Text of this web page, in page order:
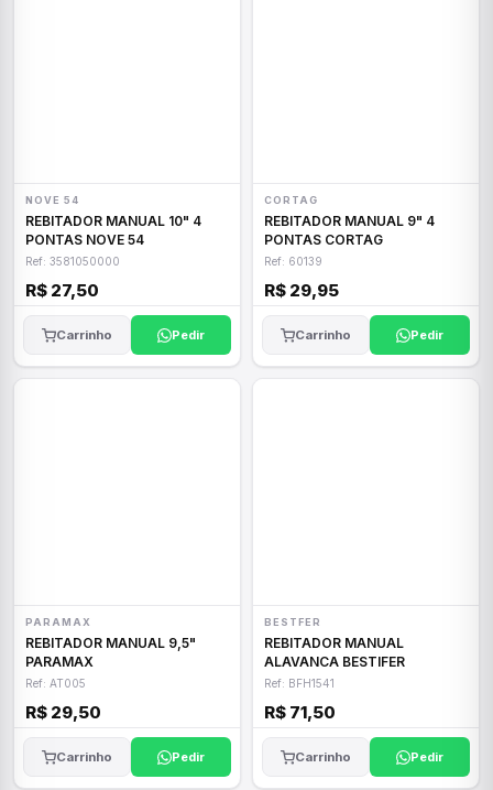
NOVE 54
REBITADOR MANUAL 10" 4
PONTAS NOVE 54
Ref: 3581050000
R$ 27,50
Carrinho Pedir
CORTAG
REBITADOR MANUAL 9" 4
PONTAS CORTAG
Ref: 60139
R$ 29,95
Carrinho Pedir
PARAMAX
REBITADOR MANUAL 9,5"
PARAMAX
Ref: AT005
R$ 29,50
Carrinho Pedir
BESTFER
REBITADOR MANUAL
ALAVANCA BESTIFER
Ref: BFH1541
R$ 71,50
Carrinho Pedir